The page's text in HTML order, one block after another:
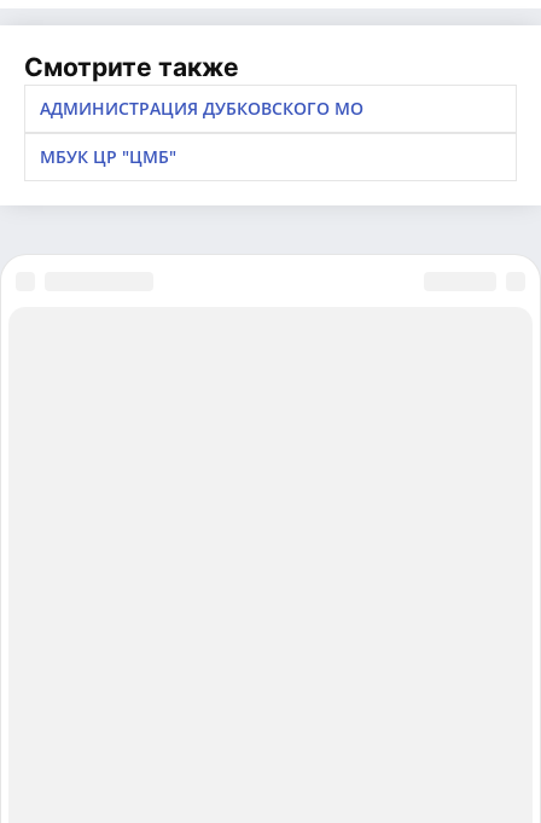
Смотрите также
АДМИНИСТРАЦИЯ ДУБКОВСКОГО МО
МБУК ЦР "ЦМБ"